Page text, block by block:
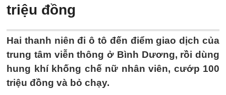
triệu đồng
Hai thanh niên đi ô tô đến điểm giao dịch của
trung tâm viễn thông ở Bình Dương, rồi dùng
hung khí khống chế nữ nhân viên, cướp 100
triệu đồng và bỏ chạy.